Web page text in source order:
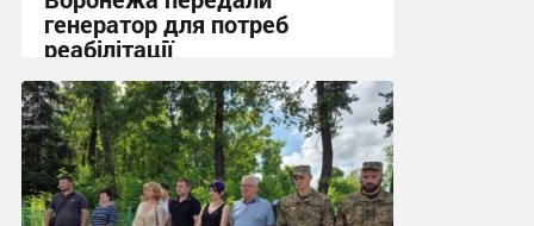
генератор для потреб
реабілітації
12:21, 5.08.2026